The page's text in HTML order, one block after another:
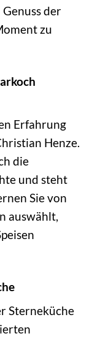
der
zu
Erfahrung
Henze.
die
und steht
Sie von
auswählt,
Sterneküche